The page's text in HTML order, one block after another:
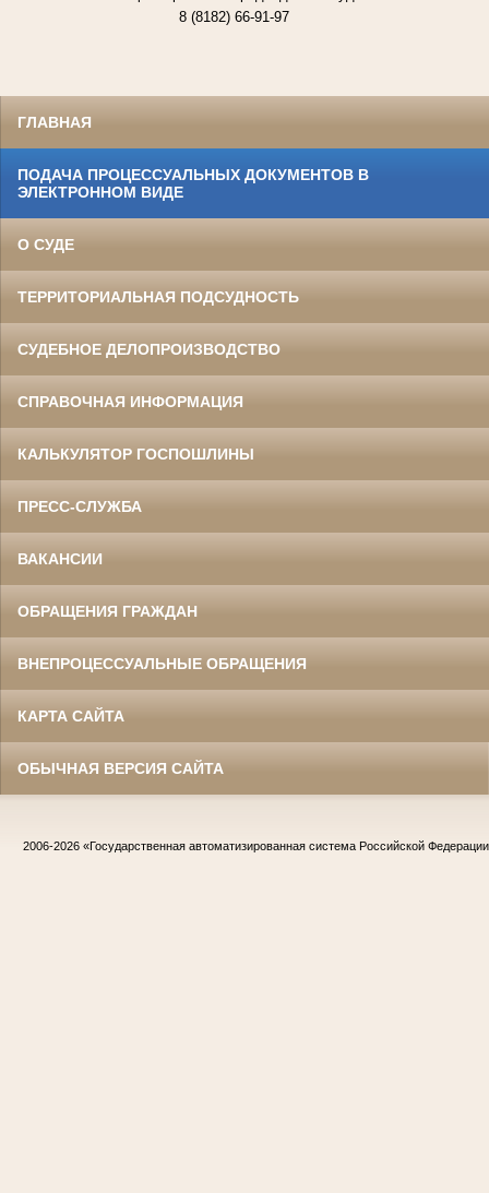
8 (8182) 66-91-97
ГЛАВНАЯ
ПОДАЧА ПРОЦЕССУАЛЬНЫХ ДОКУМЕНТОВ В
ЭЛЕКТРОННОМ ВИДЕ
О СУДЕ
ТЕРРИТОРИАЛЬНАЯ ПОДСУДНОСТЬ
СУДЕБНОЕ ДЕЛОПРОИЗВОДСТВО
СПРАВОЧНАЯ ИНФОРМАЦИЯ
КАЛЬКУЛЯТОР ГОСПОШЛИНЫ
ПРЕСС-СЛУЖБА
ВАКАНСИИ
ОБРАЩЕНИЯ ГРАЖДАН
ВНЕПРОЦЕССУАЛЬНЫЕ ОБРАЩЕНИЯ
КАРТА САЙТА
ОБЫЧНАЯ ВЕРСИЯ САЙТА
2006-2026 «Государственная автоматизированная система Российской